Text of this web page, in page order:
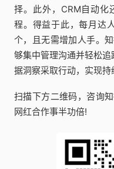
择。此外，CRM自动化
程。得益于此，每月达
个，且无需增加人手。
够集中管理沟通并轻松
据洞察采取行动，实现持
扫描下方二维码，咨询
网红合作事半功倍!